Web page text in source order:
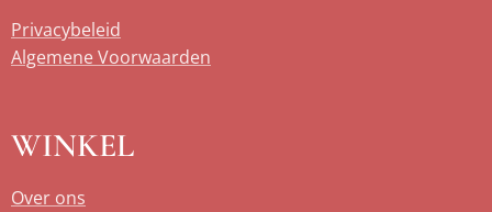
Privacybeleid
Algemene Voorwaarden
WINKEL
Over ons